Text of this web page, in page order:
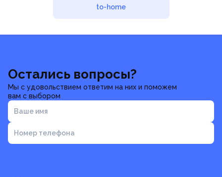
to-home
Остались вопросы?
Мы с удовольствием ответим на них и поможем
вам с выбором
Ваше имя
Номер телефона